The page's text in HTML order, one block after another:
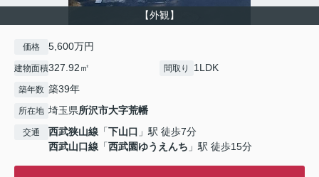
【外観】
価格 5,600万円
建物面積327.92㎡ 間取り 1LDK
築年数 築39年
所在地 埼玉県所沢市大字荒幡
交通 西武狭山線 「下山口 」駅 徒歩7分
西武山口線 「西武園ゆうえんち 」駅 徒歩15分